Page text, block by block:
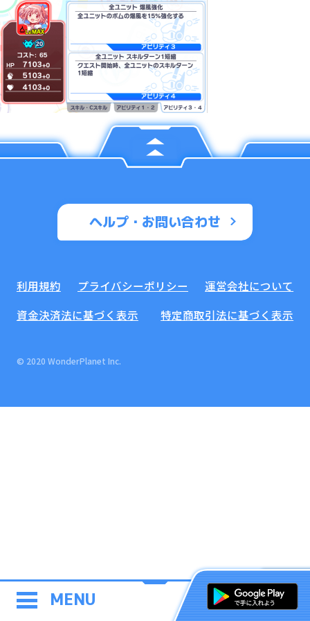
MENU
ヘルプ・お問い合わせ
利用規約 プライバシーポリシー
運営会社について
資金決済法に基づく表示
特定商取引法に基づく表示
© 2020 WonderPlanet Inc.